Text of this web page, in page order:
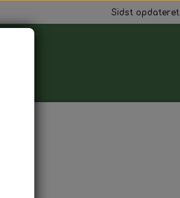
Sidst opdateret